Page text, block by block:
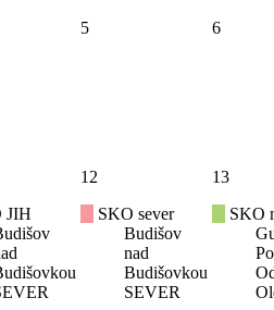
5 6
JIH
12
SKO sever
Budišov
nad
Budišovkou
SEVER
13
SKO